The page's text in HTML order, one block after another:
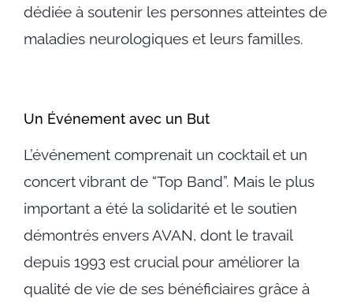
dédiée à soutenir les personnes atteintes de
maladies neurologiques et leurs familles.
Un Événement avec un But
L’événement comprenait un cocktail et un
concert vibrant de “Top Band”. Mais le plus
important a été la solidarité et le soutien
démontrés envers AVAN, dont le travail
depuis 1993 est crucial pour améliorer la
qualité de vie de ses bénéficiaires grâce à